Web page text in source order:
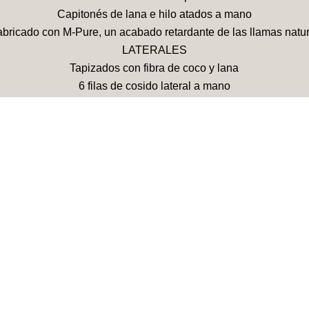
Capitonés de lana e hilo atados a mano
con M-Pure, un acabado retardante de las llamas
LATERALES
Tapizados con fibra de coco y lana
6 filas de cosido lateral a mano